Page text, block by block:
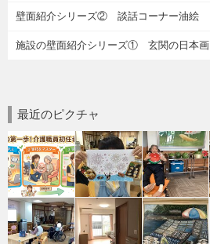
壁面紹介シリーズ② 談話コーナー油絵
施設の壁面紹介シリーズ① 玄関の日本画
最近のピクチャ